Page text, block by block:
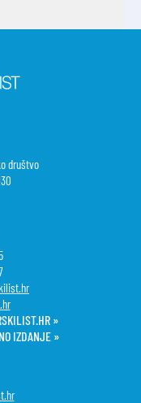
društvo
»
IZDANJE »